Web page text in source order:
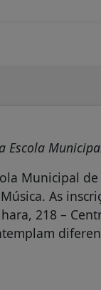
Escola
Municipal de
As
218 –